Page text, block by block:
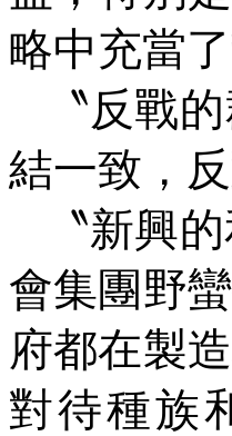
略中充當了
〝反戰
結一致，
〝新興
會集團野
府都在製
對待種族